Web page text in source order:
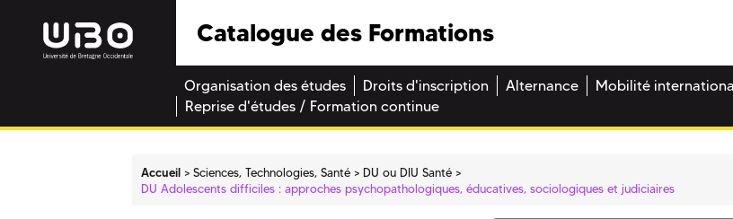
Catalogue des Formations
Organisation des études Droits d'inscription Alternance Mobilité
Reprise d'études / Formation continue
Accueil Sciences, Technologies, Santé
DU ou DIU Santé
DU Adolescents difficiles : approches psychopathologiques, éducatives, sociologiques et judiciaires